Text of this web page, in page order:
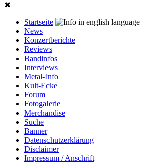
✖
Startseite
News
Konzertberichte
Reviews
Bandinfos
Interviews
Metal-Info
Kult-Ecke
Forum
Fotogalerie
Merchandise
Suche
Banner
Datenschutzerklärung
Disclaimer
Impressum / Anschrift